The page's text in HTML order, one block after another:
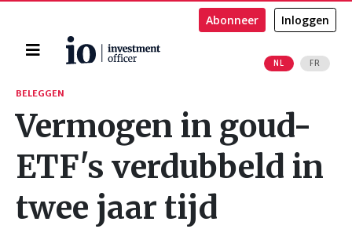
Home
NL FR
Abonneer Inloggen
Zoeken
BELEGGEN
Vermogen in goud-
ETF's verdubbeld in
twee jaar tijd